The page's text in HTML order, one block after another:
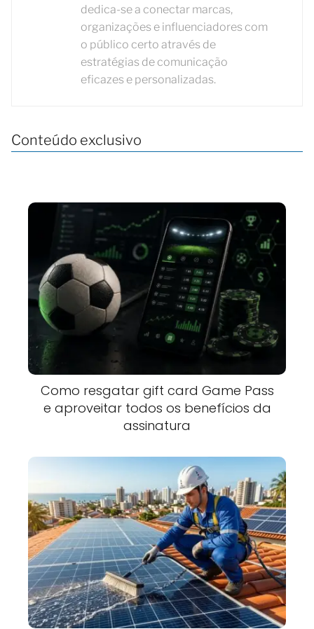
dedica-se a conectar marcas,
organizações e influenciadores com
o público certo através de
estratégias de comunicação
eficazes e personalizadas.
Conteúdo exclusivo
Como resgatar gift card Game Pass
e aproveitar todos os benefícios da
assinatura